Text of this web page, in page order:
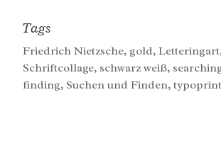
Tags
Friedrich Nietzsche, gold,
Schriftcollage, schwarz weiß,
finding, Suchen und Finden,